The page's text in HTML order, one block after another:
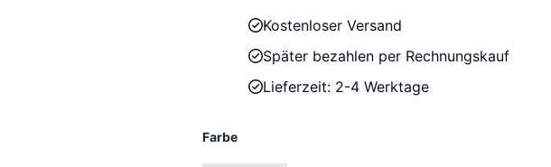
Kostenloser Versand
Später bezahlen per Rechnungskauf
Lieferzeit: 2-4 Werktage
Farbe